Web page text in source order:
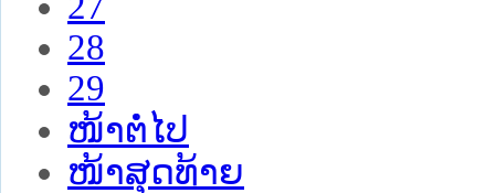
28
29
ໜ້າຕໍ່ໄປ
ໜ້າສຸດທ້າຍ